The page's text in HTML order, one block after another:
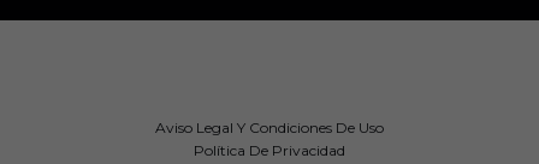
Aviso Legal Y Condiciones De Uso
Política De Privacidad